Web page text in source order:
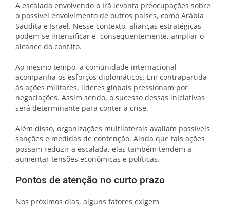
A escalada envolvendo o Irã levanta preocupações sobre
o possível envolvimento de outros países, como Arábia
Saudita e Israel. Nesse contexto, alianças estratégicas
podem se intensificar e, consequentemente, ampliar o
alcance do conflito.
Ao mesmo tempo, a comunidade internacional
acompanha os esforços diplomáticos. Em contrapartida
às ações militares, líderes globais pressionam por
negociações. Assim sendo, o sucesso dessas iniciativas
será determinante para conter a crise.
Além disso, organizações multilaterais avaliam possíveis
sanções e medidas de contenção. Ainda que tais ações
possam reduzir a escalada, elas também tendem a
aumentar tensões econômicas e políticas.
Pontos de atenção no curto prazo
Nos próximos dias, alguns fatores exigem